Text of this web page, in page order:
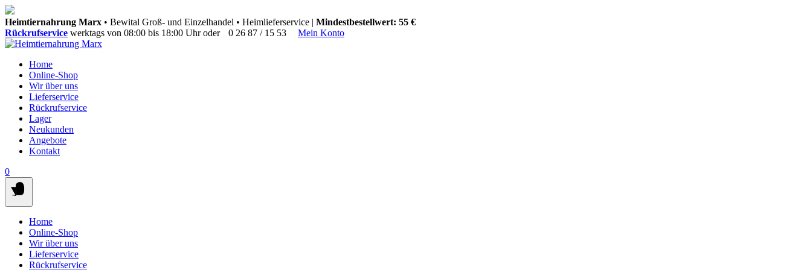
Springen
Sie
zum
Heimtiernahrung Marx • Bewital Groß- und Einzelhandel • Heimlieferservice | Mindestbestellwert: 55 €
Rückrufservice werktags von 08:00 bis 18:00 Uhr oder 0 26 87 / 15 53 Mein Konto
Home
Online-Shop
Wir über uns
Lieferservice
Rückrufservice
Lager
Neukunden
Angebote
Kontakt
0
Home
Online-Shop
Wir über uns
Lieferservice
Rückrufservice